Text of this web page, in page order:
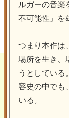
ルガーの音楽
不可能性」を
つまり本作は
場所を生き、
うとしている
容史の中でも
いる。